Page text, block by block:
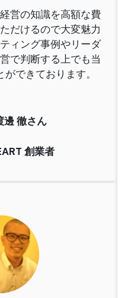
営の知識を高額な費
だけるので大変魅力
ィング事例やリーダ
で判断する上でも当
できております。
徹さん
創業者